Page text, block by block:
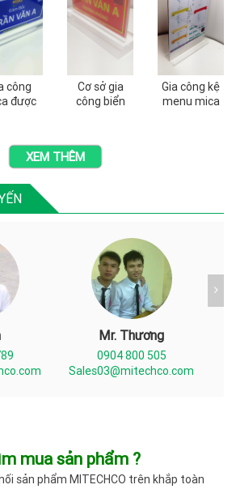
công
được
danh
Cơ sở gia
công biển
bằng mica
tại miền bắc
Gia công kệ
menu mica
XEM THÊM
Mr. Thương
0904 800 505
Sales03@mitechco.com
mua sản phẩm ?
sản phẩm MITECHCO trên khắp toàn